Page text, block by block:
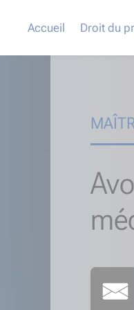
Accueil Droit du